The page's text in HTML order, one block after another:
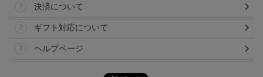
決済について
ギフト対応について
ヘルプページ